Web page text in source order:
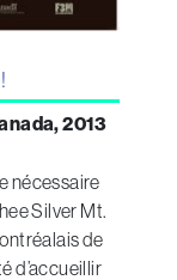
2013
nécessaire
Silver Mt.
de
d’accueillir